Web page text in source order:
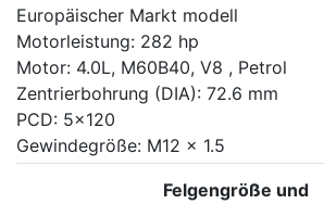
Europäischer Markt modell
Motorleistung: 282 hp
Motor: 4.0L, M60B40, V8 , Petrol
Zentrierbohrung (DIA): 72.6 mm
PCD: 5x120
Gewindegröße: M12 x 1.5
Felgengröße und